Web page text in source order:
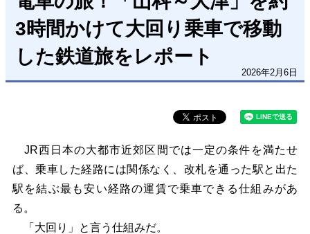
3時間かけて大回り乗車で移動
した鉄道旅をレポート
2026年2月6日
JR西日本の大都市近郊区間では一定の条件を満たせ
ば、乗車した経路には関係なく、改札を通った駅と出た
駅を結ぶ最も安い経路の運賃で乗車できる仕組みがあ
る。
「大回り」と言う仕組みだ。